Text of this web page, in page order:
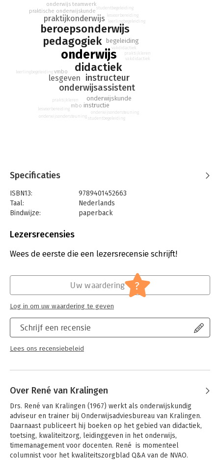
casuïstiek en realistische opdrachten, uitgevoerd met
tekeningen en kleurenfoto's.
onderwijs
didactiek
pedagogiek
beroepsonderwijs
instructeur
onderwijsassistent
lesgeven
praktijkonderwijs
onderwijskunde
begeleiding
instructie
vmbo
mbo
praktische onderwijskunde
onderwijs teamwerk
praktijkleren
studentbegeleiding
onderwijsondersteuning
vakdidactiek
lesvoorbereiding
leerlingbegeleiding
praktijkleren
studentbegeleiding
onderwijsondersteuning
vakdidactiek
lesvoorbereiding
leerlingbegeleiding
Specificaties
ISBN13:
9789401452663
Taal:
Nederlands
Bindwijze:
paperback
Uitgever:
Verschijningsdatum:
26-3-2018
Lezersrecensies
Wees de eerste die een lezersrecensie schrijft!
Schrijf een recensie
Lees ons recensiebeleid
Uw waardering ?
Log in om uw waardering te geven
Over René van Kralingen
Drs. René van Kralingen (1967) werkt als onderwijskundig
adviseur en trainer bij Onderwijsadviesbureau van Kralingen.
Daarnaast publiceert hij boeken op het gebied van didactiek,
toetsing, kwaliteitzorg, leidinggeven in het onderwijs,
timemanagement voor docenten. René  is momenteel
columnist voor het kwaliteitszorgblad Q&A van de NVAO.